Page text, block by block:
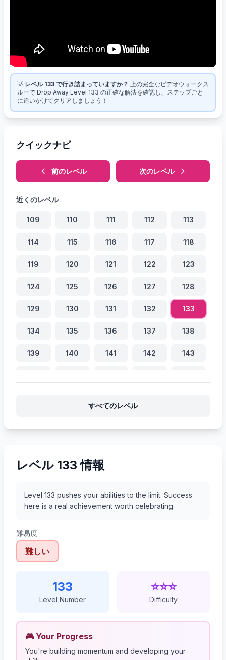
💡 レベル 133 で行き詰まっていますか？
上の完全なビデオウォークス
ルーで Drop Away Level 133 の正確な解法を確認し、ステップごと
に追いかけてクリアしましょう！
クイックナビ
前のレベル 次のレベル
近くのレベル
109 110 111 112 113
114 115 116 117 118
119 120 121 122 123
124 125 126 127 128
129 130 131 132 133
134 135 136 137 138
139 140 141 142 143
すべてのレベル
レベル 133 情報
Level 133 pushes your abilities to the limit. Success
here is a real achievement worth celebrating.
難易度
難しい
133
Level Number
⭐⭐⭐
Difficulty
🎮 Your Progress
You're building momentum and developing your